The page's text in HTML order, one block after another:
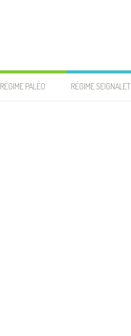
RÉGIME PALÉO RÉGIME SEIGNALET